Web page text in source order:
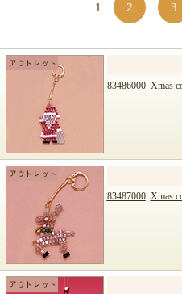
1 2 3
83486000
83487000 Xmas